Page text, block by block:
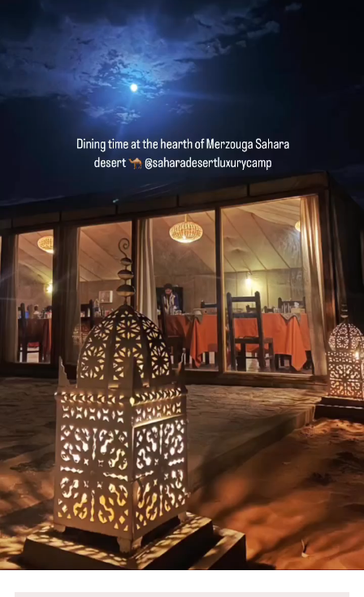
kamelen, sandboarden en
slapen onder de sterren